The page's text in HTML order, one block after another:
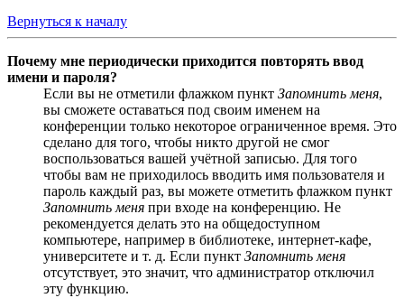
Вернуться к началу
Почему мне периодически приходится повторять ввод
имени и пароля?
Если вы не отметили флажком пункт Запомнить меня,
вы сможете оставаться под своим именем на
конференции только некоторое ограниченное время. Это
сделано для того, чтобы никто другой не смог
воспользоваться вашей учётной записью. Для того
чтобы вам не приходилось вводить имя пользователя и
пароль каждый раз, вы можете отметить флажком пункт
Запомнить меня при входе на конференцию. Не
рекомендуется делать это на общедоступном
компьютере, например в библиотеке, интернет-кафе,
университете и т. д. Если пункт Запомнить меня
отсутствует, это значит, что администратор отключил
эту функцию.